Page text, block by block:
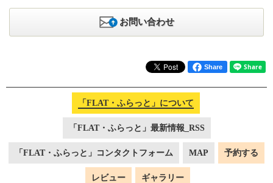
お問い合わせ
Share
「FLAT・ふらっと」について
「FLAT・ふらっと」最新情報_RSS
「FLAT・ふらっと」コンタクトフォーム MAP 予約する
レビュー ギャラリー